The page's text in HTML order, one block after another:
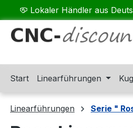
Hauptinhalt springen
Zur Suche springen
Zur Hauptnavigation springen
Lokaler Händler aus
Start Linearführungen
Linearführungen Serie "